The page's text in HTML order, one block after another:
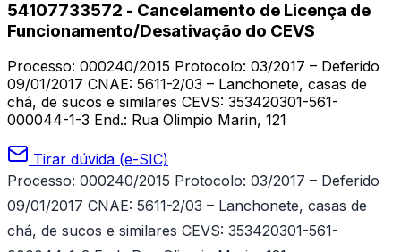
54107733572 - Cancelamento de Licença de
Funcionamento/Desativação do CEVS
Processo: 000240/2015 Protocolo: 03/2017 – Deferido
09/01/2017 CNAE: 5611-2/03 – Lanchonete, casas de
chá, de sucos e similares CEVS: 353420301-561-
000044-1-3 End.: Rua Olimpio Marin, 121
Tirar dúvida (e-SIC)
Processo: 000240/2015 Protocolo: 03/2017 – Deferido
09/01/2017 CNAE: 5611-2/03 – Lanchonete, casas de
chá, de sucos e similares CEVS: 353420301-561-